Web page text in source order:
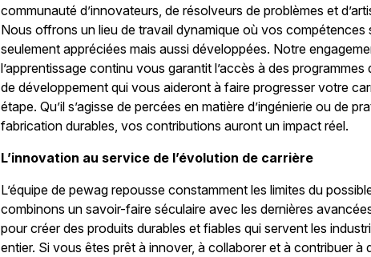
communauté d’innovateurs, de résolveurs de problèmes et
Nous offrons un lieu de travail dynamique où vos compétences
seulement appréciées mais aussi développées. Notre
l’apprentissage continu vous garantit l’accès à des
de développement qui vous aideront à faire progresser votre
étape. Qu’il s’agisse de percées en matière d’ingénierie ou de
fabrication durables, vos contributions auront un impact réel.
L’innovation au service de l’évolution de carrière
L’équipe de pewag repousse constamment les limites du
combinons un savoir-faire séculaire avec les dernières
pour créer des produits durables et fiables qui servent les
entier. Si vous êtes prêt à innover, à collaborer et à contribuer à